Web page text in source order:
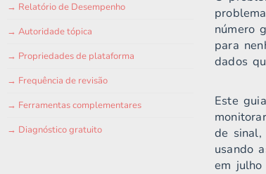
→ Relatório de Desempenho
→ Autoridade tópica
→ Propriedades de plataforma
→ Frequência de revisão
→ Ferramentas complementares
→ Diagnóstico gratuito
número
para
dados
Este
de sinal,
usando
em julho